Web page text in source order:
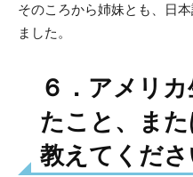
そのころから姉妹とも、日
ました。
６．アメリ
たこと、ま
教えてくださ